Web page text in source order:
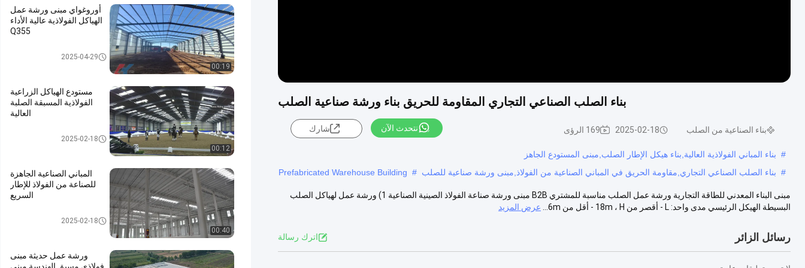
بناء الصلب الصناعي التجاري المقاومة للحريق بناء ورشة صناعية الصلب
بناء الصناعية من الصلب 2025-02-18 169 الرؤى نتحدث الآن شارك
# بناء المباني الفولاذية العالية,بناء هيكل الإطار الصلب,مبنى المستودع الجاهز
# بناء الصلب الصناعي التجاري,مقاومة الحريق في المباني الصناعية من الفولاذ,مبنى ورشة صناعية للصلب #
Prefabricated Warehouse Building
مبنى البناء المعدني للطاقة التجارية ورشة عمل الصلب مناسبة للمشتري B2B مبنى ورشة صناعة الفولاذ الصينية الصناعية 1) ورشة عمل لهياكل الصلب
البسيطة الهيكل الرئيسي مدى واحد: L - أقصر من 18m ، H - أقل من 6m...
عرض المزيد
رسائل الزائر اترك رسالة
00:19
أوروغواي مبنى ورشة عمل
الهياكل الفولاذية عالية الأداء
Q355
ورشة عمل الهياكل الفولاذية
2025-04-29
00:12
مستودع الهياكل الزراعية
الفولاذية المسبقة الصلبة
العالية
بناء الفولاذ الزراعي2025-02-18
00:40
المباني الصناعية الجاهزة
للصناعة من الفولاذ للإطار
السريع
بناء الصناعية من الصلب2025-02-18
ورشة عمل حديثة مبنى